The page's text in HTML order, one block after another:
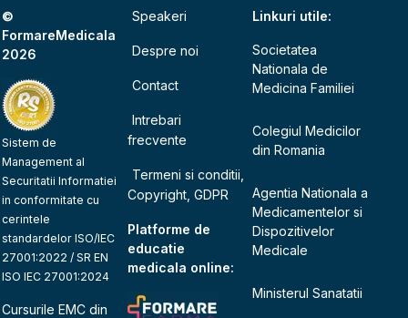
©
FormareMedicala
2026
Sistem de
Management al
Securitatii Informatiei
in conformitate cu
cerintele
standardelor ISO/IEC
27001:2022 / SR EN
ISO IEC 27001:2024
Cursurile EMC din
Speakeri
Despre noi
Contact
Intrebari
frecvente
Termeni si conditii,
Copyright, GDPR
Platforme de
educatie
medicala online:
Linkuri utile:
Societatea
Nationala de
Medicina Familiei
Colegiul Medicilor
din Romania
Agentia Nationala a
Medicamentelor si
Dispozitivelor
Medicale
Ministerul Sanatatii